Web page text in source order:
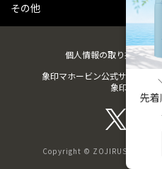
その他
個人情報の取り扱い会社
象印マホービン公式サイト
象印パーツ
Copyright © ZOJIRUSHI
先